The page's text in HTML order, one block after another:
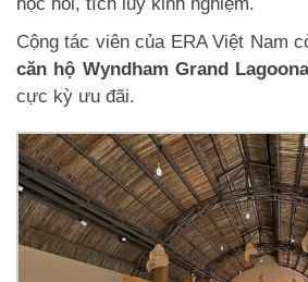
Cộng tác viên của ERA Việt Nam
căn hộ Wyndham Grand
cực kỳ ưu đãi.